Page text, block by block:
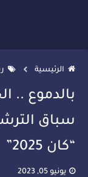
الرئيسية
بالدموع ..
سباق
“كان 2025”
يونيو 05, 2023